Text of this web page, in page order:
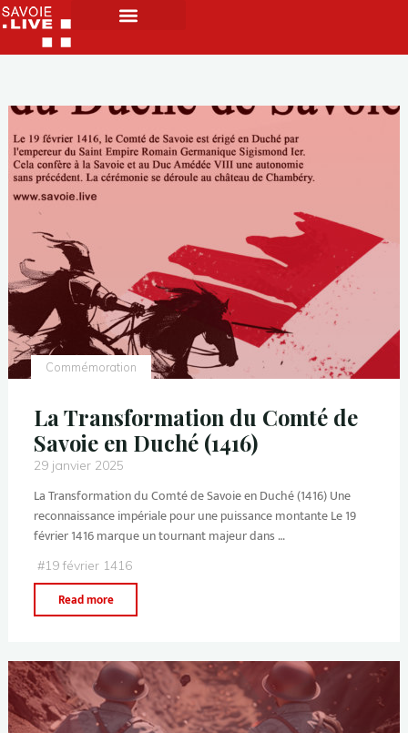
Commémoration
La Transformation du Comté de
Savoie en Duché (1416)
29 janvier 2025
La Transformation du Comté de Savoie en Duché (1416) Une
reconnaissance impériale pour une puissance montante Le 19
février 1416 marque un tournant majeur dans …
#19 février 1416
Read more